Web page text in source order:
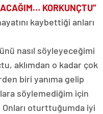
KORKUNÇTU”
kaybettiği anları
nasıl söyleyeceğimi
aklımdan o kadar çok
biri yanıma gelip
söylemediğim için
Onları oturttuğumda iyi